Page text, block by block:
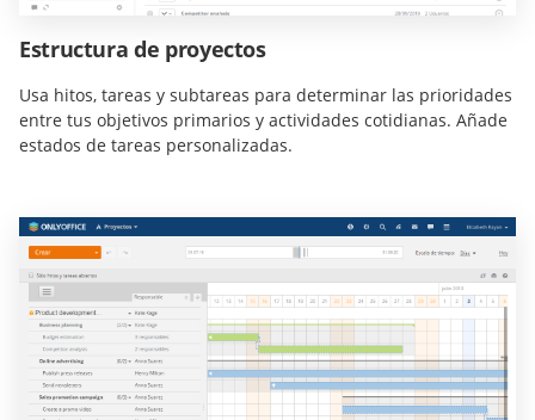
Estructura de proyectos
Usa hitos, tareas y subtareas para determinar las prioridades
entre tus objetivos primarios y actividades cotidianas. Añade
estados de tareas personalizadas.